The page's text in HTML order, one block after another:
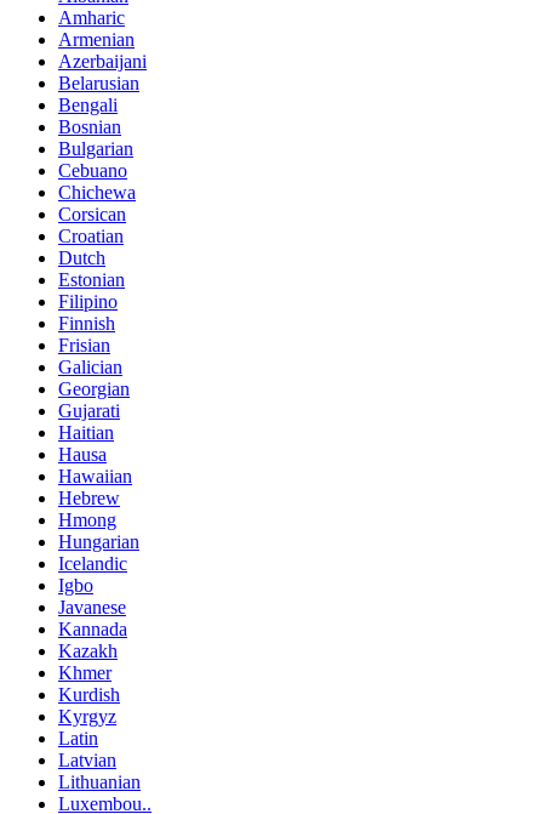
Amharic
Armenian
Azerbaijani
Belarusian
Bengali
Bosnian
Bulgarian
Cebuano
Chichewa
Corsican
Croatian
Dutch
Estonian
Filipino
Finnish
Frisian
Galician
Georgian
Gujarati
Haitian
Hausa
Hawaiian
Hebrew
Hmong
Hungarian
Icelandic
Igbo
Javanese
Kannada
Kazakh
Khmer
Kurdish
Kyrgyz
Latin
Latvian
Lithuanian
Luxembou..